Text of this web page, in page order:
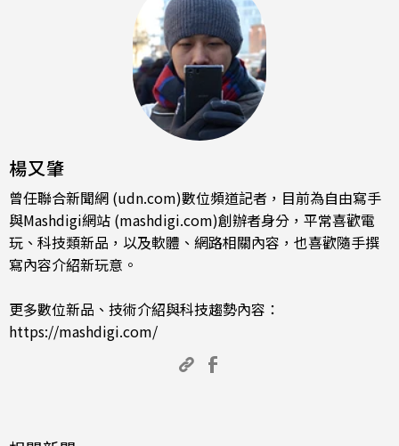
楊又肇
曾任聯合新聞網 (udn.com)數位頻道記者，目前為自由寫手
與Mashdigi網站 (mashdigi.com)創辦者身分，平常喜歡電
玩、科技類新品，以及軟體、網路相關內容，也喜歡隨手撰
寫內容介紹新玩意。
更多數位新品、技術介紹與科技趨勢內容：
https://mashdigi.com/